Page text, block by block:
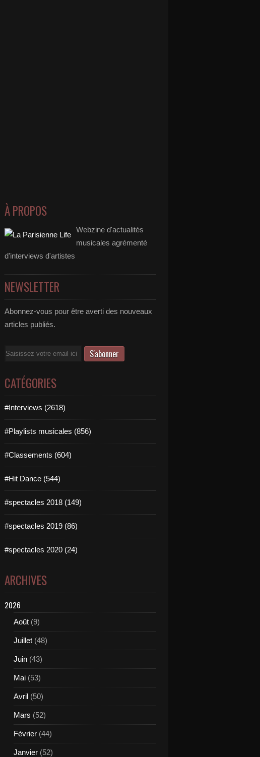
À PROPOS
Webzine d'actualités
musicales agrémenté
d'interviews d'artistes
NEWSLETTER
Abonnez-vous pour être averti des nouveaux
articles publiés.
Email
CATÉGORIES
#Interviews (2618)
#Playlists musicales (856)
#Classements (604)
#Hit Dance (544)
#spectacles 2018 (149)
#spectacles 2019 (86)
#spectacles 2020 (24)
ARCHIVES
2026
Août (9)
Juillet (48)
Juin (43)
Mai (53)
Avril (50)
Mars (52)
Février (44)
Janvier (52)